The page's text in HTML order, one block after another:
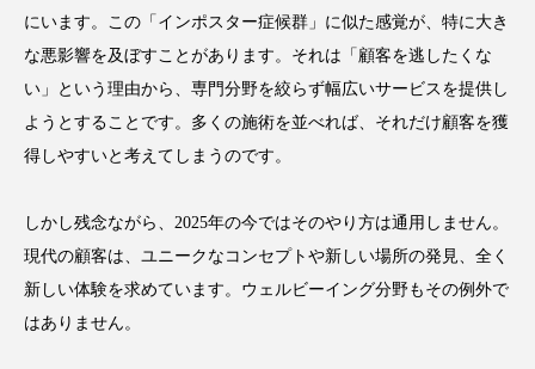
にいます。この「インポスター症候群」に似た感覚が、特に大き
な悪影響を及ぼすことがあります。それは「顧客を逃したくな
い」という理由から、専門分野を絞らず幅広いサービスを提供し
ようとすることです。多くの施術を並べれば、それだけ顧客を獲
得しやすいと考えてしまうのです。
しかし残念ながら、2025年の今ではそのやり方は通用しません。
現代の顧客は、ユニークなコンセプトや新しい場所の発見、全く
新しい体験を求めています。ウェルビーイング分野もその例外で
はありません。